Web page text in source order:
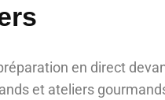
en direct
et ateliers